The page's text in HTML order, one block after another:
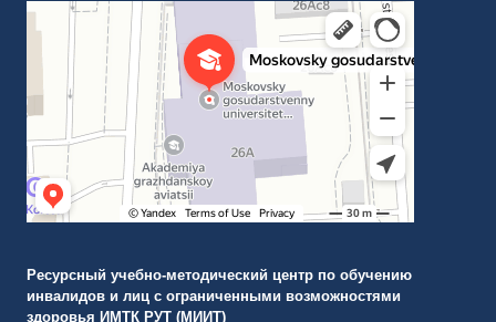
Институт международных транспортных коммуникаций Рут
ВУЗ в Москве
Ресурсный учебно-методический центр по обучению
инвалидов и лиц с ограниченными возможностями
здоровья ИМТК РУТ (МИИТ)